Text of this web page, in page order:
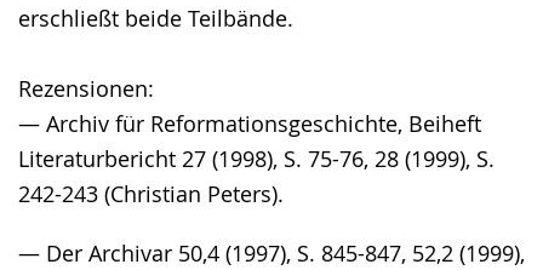
erschließt beide Teilbände.
Rezensionen:
— Archiv für Reformationsgeschichte, Beiheft
Literaturbericht 27 (1998), S. 75-76, 28 (1999), S.
242-243 (Christian Peters).
— Der Archivar 50,4 (1997), S. 845-847, 52,2 (1999),